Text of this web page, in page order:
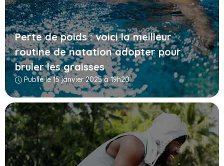
Perte de poids : voici la meilleur
routine de natation adopter pour
bruler les graisses
Publié le 15 janvier 2025 à 19h20